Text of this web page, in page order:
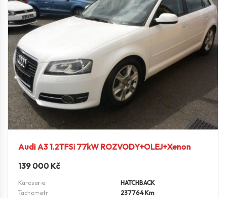
Audi A3 1.2TFSi 77kW ROZVODY+OLEJ+Xenon
139 000 Kč
Karoserie
HATCHBACK
Tachometr
237764 Km